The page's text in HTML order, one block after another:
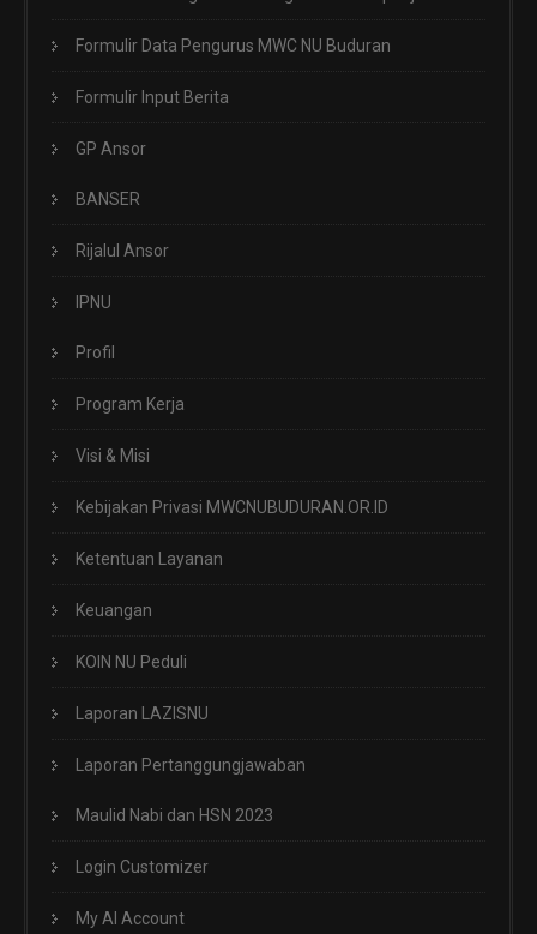
Formulir Data Pengurus MWC NU Buduran
Formulir Input Berita
GP Ansor
BANSER
Rijalul Ansor
IPNU
Profil
Program Kerja
Visi & Misi
Kebijakan Privasi MWCNUBUDURAN.OR.ID
Ketentuan Layanan
Keuangan
KOIN NU Peduli
Laporan LAZISNU
Laporan Pertanggungjawaban
Maulid Nabi dan HSN 2023
Login Customizer
My AI Account